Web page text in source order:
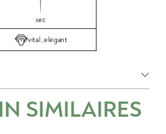
sec
vital, elegant
SIMILAIRES